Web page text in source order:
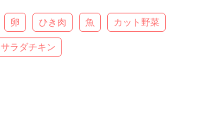
卵 ひき肉 魚 カット野菜
サラダチキン